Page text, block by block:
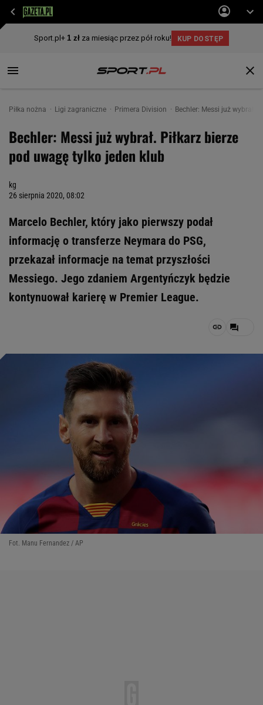
Piłka nożna Ligi zagraniczne Primera Division Bechler: Messi już wybrał.
Bechler: Messi już wybrał. Piłkarz bierze
pod uwagę tylko jeden klub
kg
26 sierpnia 2020, 08:02
Marcelo Bechler, który jako pierwszy podał
informację o transferze Neymara do PSG,
przekazał informacje na temat przyszłości
Messiego. Jego zdaniem Argentyńczyk będzie
kontynuował karierę w Premier League.
Fot. Manu Fernandez / AP